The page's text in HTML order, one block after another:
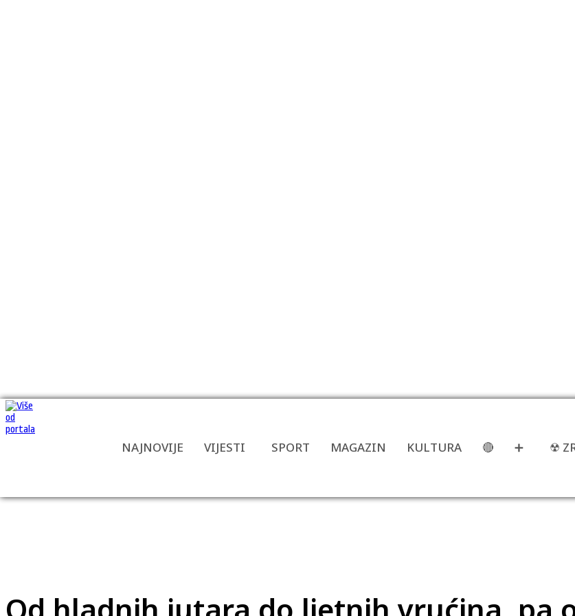
NAJNOVIJE VIJESTI SPORT MAGAZIN KULTURA 🔴 ➕ ☢